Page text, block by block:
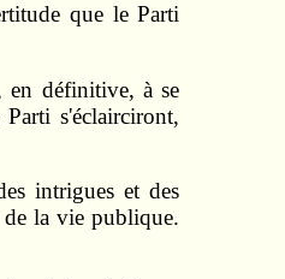
que le Parti
en définitive, à se
s'éclairciront,
intrigues et des
la vie publique.